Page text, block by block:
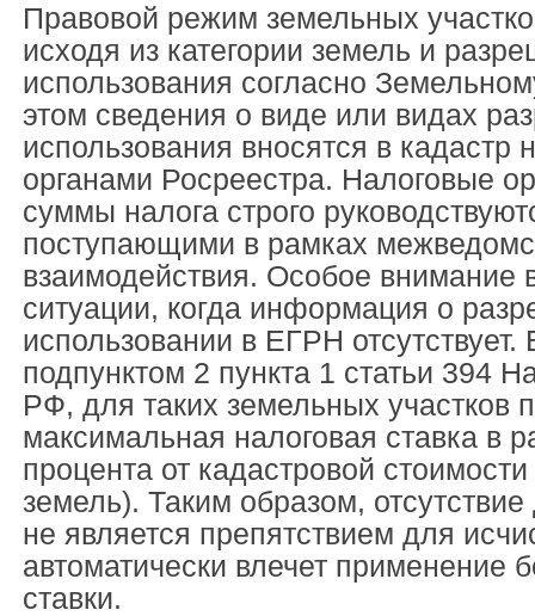
Правовой режим земельных
исходя из категории земель и
использования согласно
этом сведения о виде или видах
использования вносятся в кадастр
органами Росреестра. Налоговые
суммы налога строго
поступающими в рамках
взаимодействия. Особое внимание
ситуации, когда информация о
использовании в ЕГРН отсутствует.
подпунктом 2 пункта 1 статьи 394
РФ, для таких земельных участков
максимальная налоговая ставка в
процента от кадастровой
земель). Таким образом,
не является препятствием для
автоматически влечет применение
ставки.